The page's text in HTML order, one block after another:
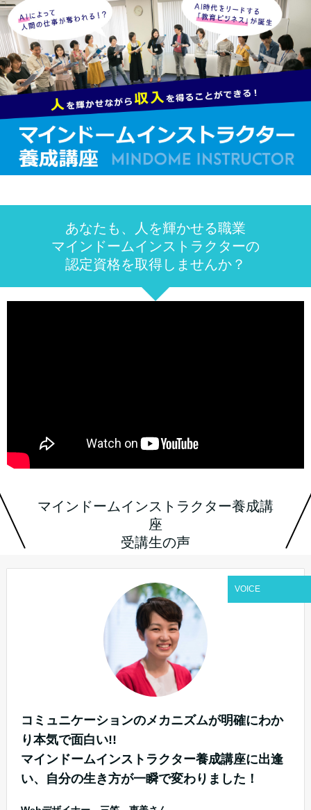
あなたも、人を輝かせる職業
マインドームインストラクターの
認定資格を取得しませんか？
マインドームインストラクター養成講
座
受講生の声
コミュニケーションのメカニズムが明確にわか
り本気で面白い!!
マインドームインストラクター養成講座に出逢
い、自分の生き方が一瞬で変わりました！
VOICE